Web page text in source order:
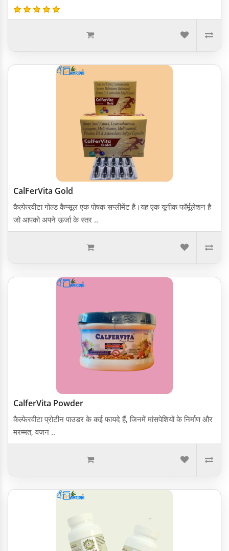
CalFerVita Gold
कैल्फेरवीटा गोल्ड कैप्सूल एक पोषक सप्लीमेंट है।यह एक यूनीक फॉर्मूलेशन है
जो आपको अपने ऊर्जा के स्तर ..
CalferVita Powder
कैल्फे र वीटा प्रोटीन पाउडर के कई फायदे हैं, जिनमें मांसपेशियों के निर्माण और
मरम्मत, वजन ..